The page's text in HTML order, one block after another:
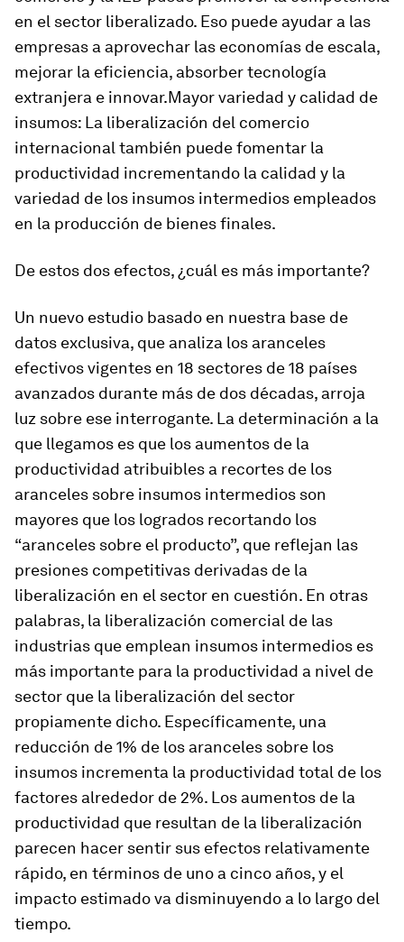
en el sector liberalizado. Eso puede ayudar a las
empresas a aprovechar las economías de escala,
mejorar la eficiencia, absorber tecnología
extranjera e innovar.Mayorvariedad y calidad de
insumos: La liberalización del comercio
internacional también puede fomentar la
productividad incrementando la calidad y la
variedad de los insumos intermedios empleados
en la producción de bienes finales.
De estos dos efectos, ¿cuál es más importante?
Un nuevo estudio basado en nuestra base de
datos exclusiva, que analiza los aranceles
efectivos vigentes en 18 sectores de 18 países
avanzados durante más de dos décadas, arroja
luz sobre ese interrogante. La determinación a la
que llegamos es que los aumentos de la
productividad atribuibles a recortes de los
aranceles sobre insumos intermedios son
mayores que los logrados recortando los
“aranceles sobre el producto”, que reflejan las
presiones competitivas derivadas de la
liberalización en el sector en cuestión. En otras
palabras, la liberalización comercial de las
industrias que emplean insumos intermedios es
más importante para la productividad a nivel de
sector que la liberalización del sector
propiamente dicho. Específicamente, una
reducción de 1% de los aranceles sobre los
insumos incrementa la productividad total de los
factores alrededor de 2%. Los aumentos de la
productividad que resultan de la liberalización
parecen hacer sentir sus efectos relativamente
rápido, en términos de uno a cinco años, y el
impacto estimado va disminuyendo a lo largo del
tiempo.